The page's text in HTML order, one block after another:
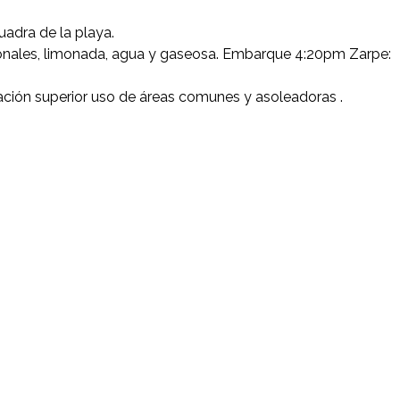
de la playa.
limonada, agua y gaseosa. Embarque 4:20pm Zarpe:
superior uso de áreas comunes y asoleadoras .